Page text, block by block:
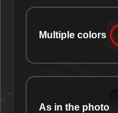
Multiple colors
As in the photo